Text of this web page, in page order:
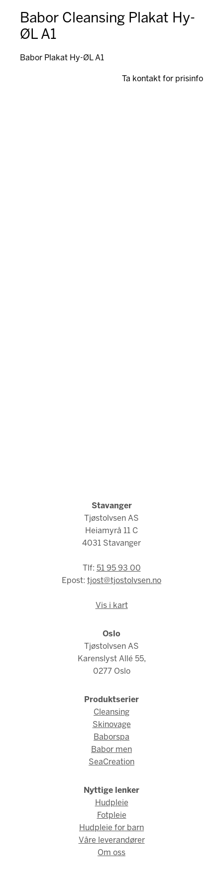
Babor Cleansing Plakat Hy-
ØL A1
Babor Plakat Hy-ØL A1
Ta kontakt for prisinfo
Stavanger
Tjøstolvsen AS
Heiamyrå 11 C
4031 Stavanger
Tlf: 51 95 93 00
Epost: tjost@tjostolvsen.no
Vis i kart
Oslo
Tjøstolvsen AS
Karenslyst Allé 55,
0277 Oslo
Produktserier
Cleansing
Skinovage
Baborspa
Babor men
SeaCreation
Nyttige lenker
Hudpleie
Fotpleie
Hudpleie for barn
Våre leverandører
Om oss